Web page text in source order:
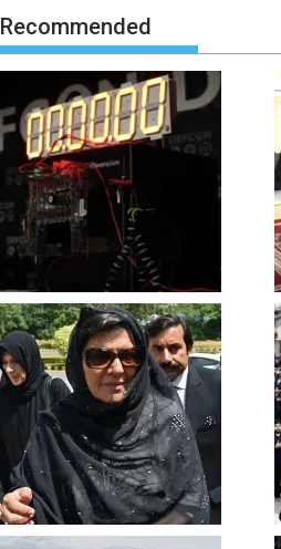
Recommended